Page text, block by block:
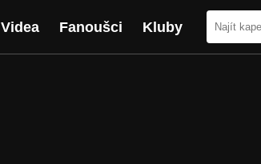
Videa Fanoušci Kluby